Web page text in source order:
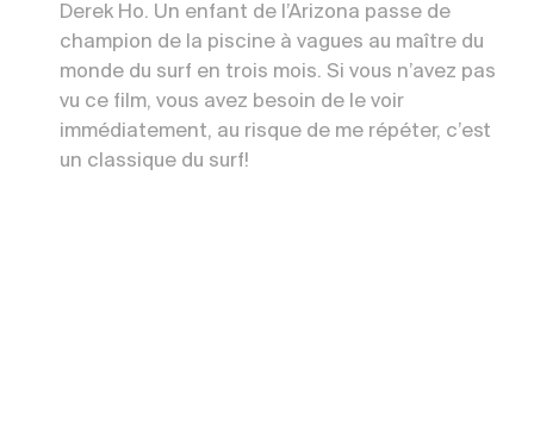
Derek Ho. Un enfant de l’Arizona passe de
champion de la piscine à vagues au maître du
monde du surf en trois mois. Si vous n’avez pas
vu ce film, vous avez besoin de le voir
immédiatement, au risque de me répéter, c’est
un classique du surf!